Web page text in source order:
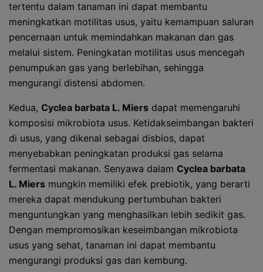
tertentu dalam tanaman ini dapat membantu
meningkatkan motilitas usus, yaitu kemampuan saluran
pencernaan untuk memindahkan makanan dan gas
melalui sistem. Peningkatan motilitas usus mencegah
penumpukan gas yang berlebihan, sehingga
mengurangi distensi abdomen.
Kedua, Cyclea barbata L. Miers dapat memengaruhi
komposisi mikrobiota usus. Ketidakseimbangan bakteri
di usus, yang dikenal sebagai disbios, dapat
menyebabkan peningkatan produksi gas selama
fermentasi makanan. Senyawa dalam Cyclea barbata
L. Miers mungkin memiliki efek prebiotik, yang berarti
mereka dapat mendukung pertumbuhan bakteri
menguntungkan yang menghasilkan lebih sedikit gas.
Dengan mempromosikan keseimbangan mikrobiota
usus yang sehat, tanaman ini dapat membantu
mengurangi produksi gas dan kembung.